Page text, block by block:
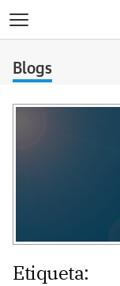
Blogs
Etiqueta: